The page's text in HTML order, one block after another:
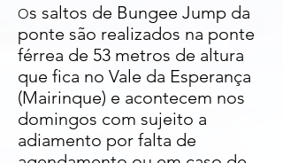
Os saltos de Bungee Jump da
ponte são realizados na ponte
férrea de 53 metros de altura
que fica no Vale da Esperança
(Mairinque) e acontecem nos
domingos com sujeito a
adiamento por falta de